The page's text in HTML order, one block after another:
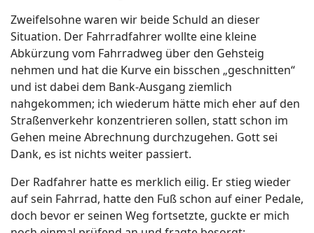
Zweifelsohne waren wir beide Schuld an dieser
Situation. Der Fahrradfahrer wollte eine kleine
Abkürzung vom Fahrradweg über den Gehsteig
nehmen und hat die Kurve ein bisschen „geschnitten“
und ist dabei dem Bank-Ausgang ziemlich
nahgekommen; ich wiederum hätte mich eher auf den
Straßenverkehr konzentrieren sollen, statt schon im
Gehen meine Abrechnung durchzugehen. Gott sei
Dank, es ist nichts weiter passiert.
Der Radfahrer hatte es merklich eilig. Er stieg wieder
auf sein Fahrrad, hatte den Fuß schon auf einer Pedale,
doch bevor er seinen Weg fortsetzte, guckte er mich